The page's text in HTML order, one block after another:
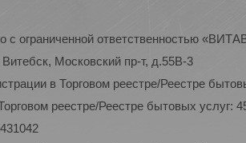
с ограниченной ответственностью
Витебск, Московский пр-т, д.55В-3
в Торговом реестре/Реестре
реестре/Реестре бытовых услуг: